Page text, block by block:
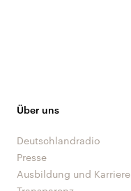
Über uns
Deutschlandradio
Presse
Ausbildung und Karriere